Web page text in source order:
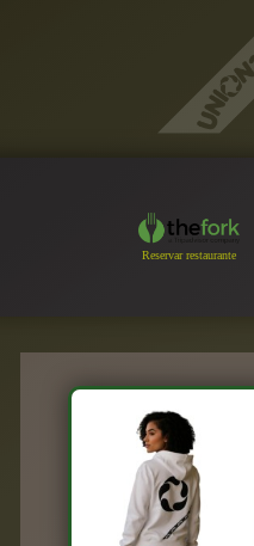
Reservar restaurante